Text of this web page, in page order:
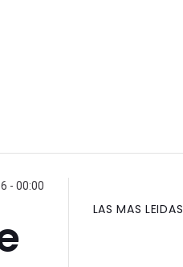
- 00:00
LAS MAS LEIDAS